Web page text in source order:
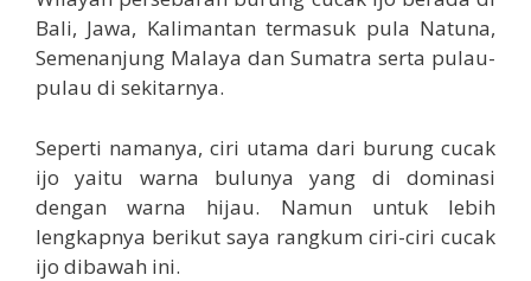
Bali, Jawa, Kalimantan termasuk pula Natuna,
Semenanjung Malaya dan Sumatra serta pulau-
pulau di sekitarnya.
Seperti namanya, ciri utama dari burung cucak
ijo yaitu warna bulunya yang di dominasi
dengan warna hijau. Namun untuk lebih
lengkapnya berikut saya rangkum ciri-ciri cucak
ijo dibawah ini.